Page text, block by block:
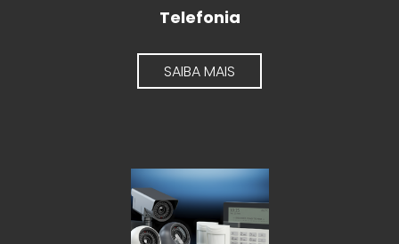
Telefonia
SAIBA MAIS